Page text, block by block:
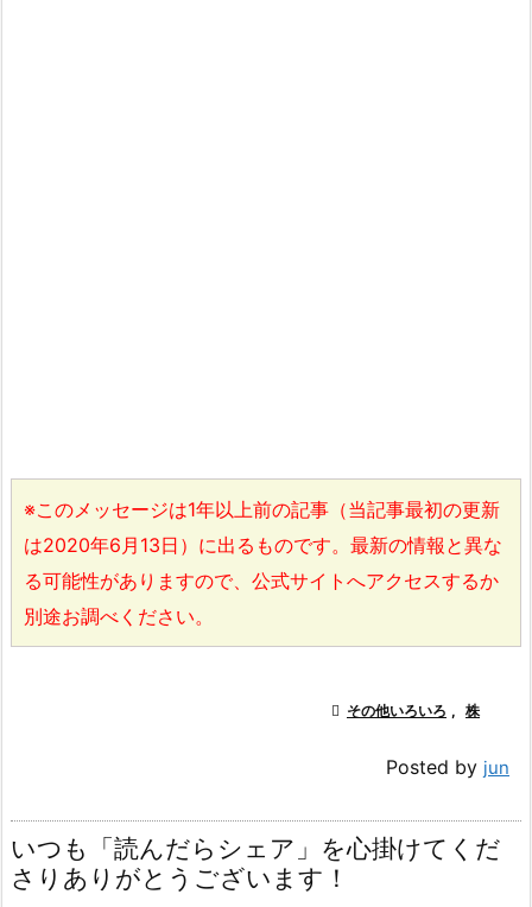
※このメッセージは1年以上前の記事（当記事最初の更新
は2020年6月13日）に出るものです。最新の情報と異な
る可能性がありますので、公式サイトへアクセスするか
別途お調べください。
 その他いろいろ , 株
Posted by jun
いつも「読んだらシェア」を心掛けてくだ
さりありがとうございます！